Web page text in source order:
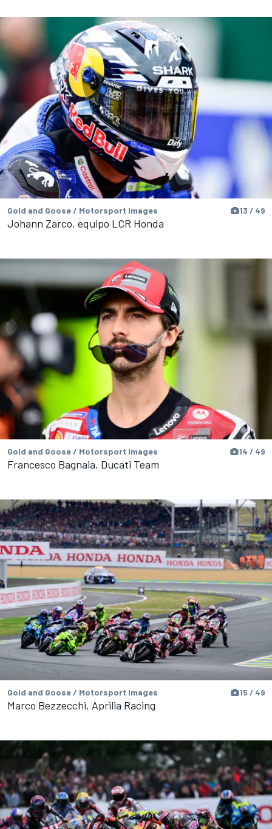
Gold and Goose / Motorsport Images 13 / 49
Johann Zarco, equipo LCR Honda
Gold and Goose / Motorsport Images 14 / 49
Francesco Bagnaia, Ducati Team
Gold and Goose / Motorsport Images 15 / 49
Marco Bezzecchi, Aprilia Racing